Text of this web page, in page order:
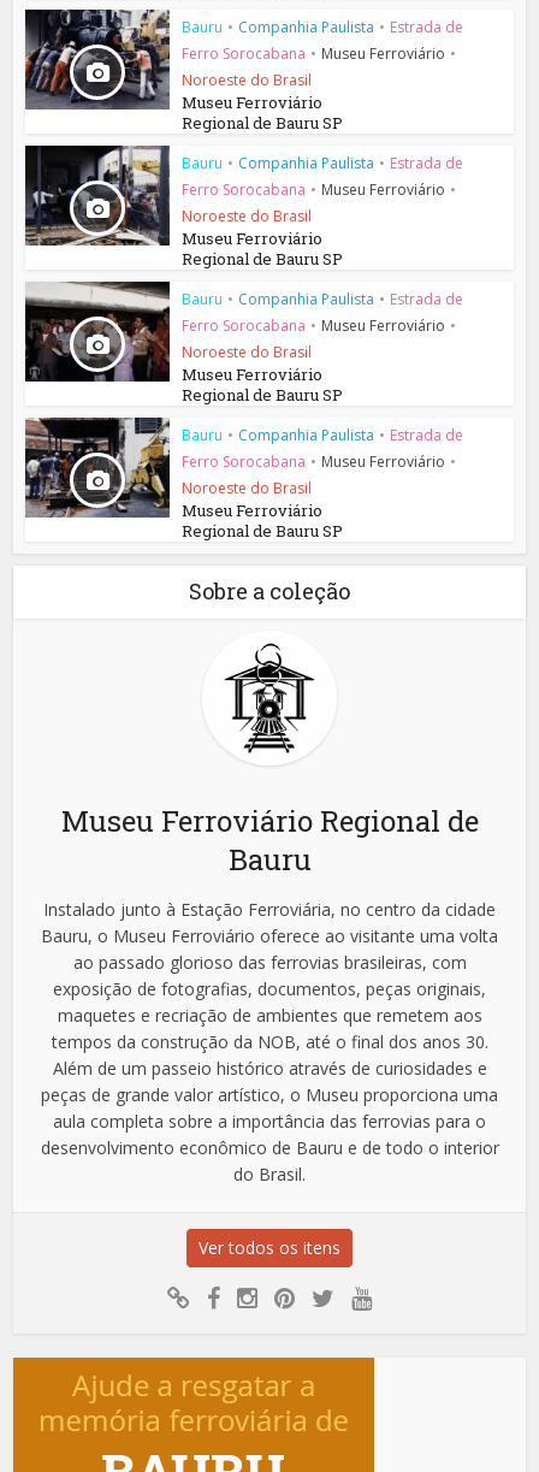
Bauru • Companhia Paulista • Estrada de
Ferro Sorocabana • Museu Ferroviário •
Noroeste do Brasil
Museu Ferroviário
Regional de Bauru SP
Bauru • Companhia Paulista • Estrada de
Ferro Sorocabana • Museu Ferroviário •
Noroeste do Brasil
Museu Ferroviário
Regional de Bauru SP
Bauru • Companhia Paulista • Estrada de
Ferro Sorocabana • Museu Ferroviário •
Noroeste do Brasil
Museu Ferroviário
Regional de Bauru SP
Bauru • Companhia Paulista • Estrada de
Ferro Sorocabana • Museu Ferroviário •
Noroeste do Brasil
Museu Ferroviário
Regional de Bauru SP
Sobre a coleção
Museu Ferroviário Regional de
Bauru
Instalado junto à Estação Ferroviária, no centro da cidade
Bauru, o Museu Ferroviário oferece ao visitante uma volta
ao passado glorioso das ferrovias brasileiras, com
exposição de fotografias, documentos, peças originais,
maquetes e recriação de ambientes que remetem aos
tempos da construção da NOB, até o final dos anos 30.
Além de um passeio histórico através de curiosidades e
peças de grande valor artístico, o Museu proporciona uma
aula completa sobre a importância das ferrovias para o
desenvolvimento econômico de Bauru e de todo o interior
do Brasil.
Ver todos os itens